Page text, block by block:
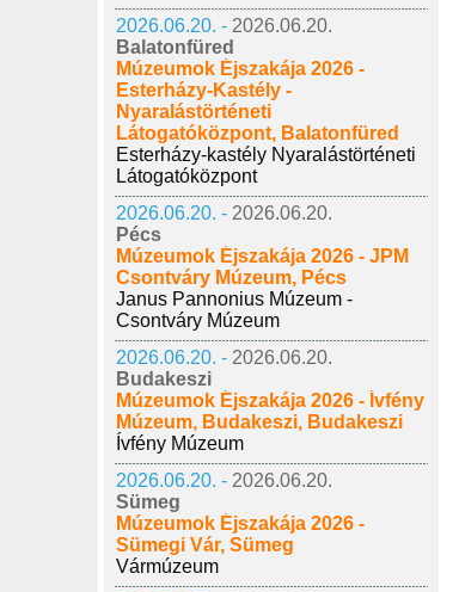
2026.06.20. - 2026.06.20.
Balatonfüred
Múzeumok Éjszakája 2026 -
Esterházy-Kastély -
Nyaralástörténeti
Látogatóközpont, Balatonfüred
Esterházy-kastély Nyaralástörténeti
Látogatóközpont
2026.06.20. - 2026.06.20.
Pécs
Múzeumok Éjszakája 2026 - JPM
Csontváry Múzeum, Pécs
Janus Pannonius Múzeum -
Csontváry Múzeum
2026.06.20. - 2026.06.20.
Budakeszi
Múzeumok Éjszakája 2026 - Ívfény
Múzeum, Budakeszi, Budakeszi
Ívfény Múzeum
2026.06.20. - 2026.06.20.
Sümeg
Múzeumok Éjszakája 2026 -
Sümegi Vár, Sümeg
Vármúzeum